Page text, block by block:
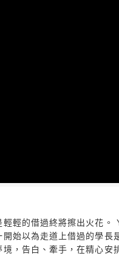
輕的借過終將擦出火花
始以為走道上借過的學
，告白、牽手，在精心安